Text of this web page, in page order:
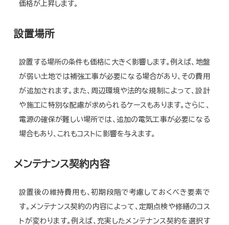
価格が上昇します。
設置場所
設置する場所の条件も価格に大きく影響します。例えば、地盤
が弱い土地では補強工事が必要になる場合があり、その費用
が追加されます。また、周辺環境や法的な規制によって、設計
や施工に特別な配慮が求められるケースもあります。さらに、
電源の確保が難しい場所では、追加の電気工事が必要になる
場合もあり、これもコストに影響を与えます。
メンテナンス契約内容
設置後の維持費用も、初期段階で考慮しておくべき要素で
す。メンテナンス契約の内容によって、定期点検や修繕のコス
トが変わります。例えば、充実したメンテナンス契約を選択す